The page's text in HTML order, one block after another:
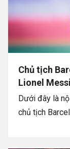
Chủ tịch
Lionel Messi
Dưới đây là
chủ tịch